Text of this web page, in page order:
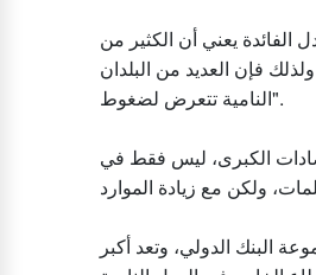
الفائدة يعني أن الكثير من
فإن العديد من البلدان
النامية تتعرض لضغوط".
الكبرى، ليس فقط في
البنك الدولي، وتعد أكبر